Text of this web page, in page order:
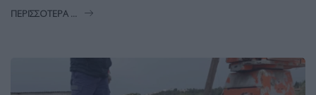
ΠΕΡΙΣΣΌΤΕΡΑ ...